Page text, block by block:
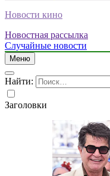
Новости кино
Новостная рассылка
Случайные новости
Меню
Найти:
Заголовки